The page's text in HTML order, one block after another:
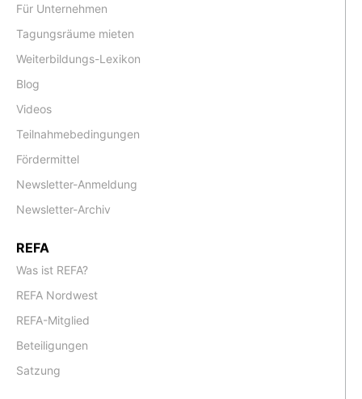
Für Unternehmen
Tagungsräume mieten
Weiterbildungs-Lexikon
Blog
Videos
Teilnahmebedingungen
Fördermittel
Newsletter-Anmeldung
Newsletter-Archiv
REFA
Was ist REFA?
REFA Nordwest
REFA-Mitglied
Beteiligungen
Satzung